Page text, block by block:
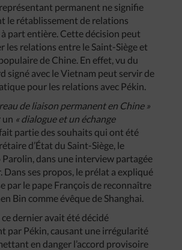
permanent ne signifie
le rétablissement de relations
part entière. Cette décision peut
les relations entre le Saint-Siège et
de Chine. En effet, vu du
signé avec le Vietnam peut servir de
pour les relations avec Pékin.
de liaison permanent en Chine »
un « dialogue et un échange
partie des souhaits qui ont été
d’État du Saint-Siège, le
dans une interview partagée
Dans ses propos, le prélat a expliqué
par le pape François de reconnaître
Bin comme évêque de Shanghai.
dernier avait été décidé
par Pékin, causant une irrégularité
en danger l’accord provisoire